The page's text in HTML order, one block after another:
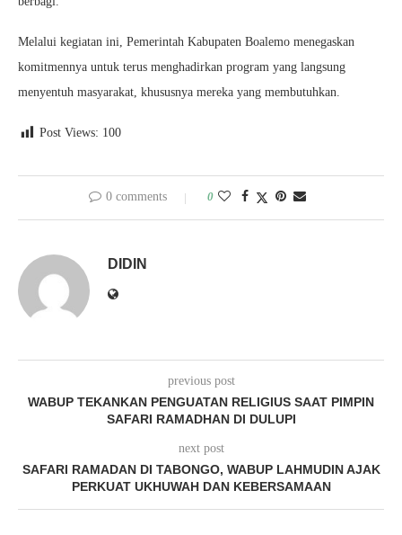
Melalui kegiatan ini, Pemerintah Kabupaten Boalemo menegaskan
komitmennya untuk terus menghadirkan program yang langsung
menyentuh masyarakat, khususnya mereka yang membutuhkan.
Post Views: 100
0 comments 0
DIDIN
previous post
WABUP TEKANKAN PENGUATAN RELIGIUS SAAT PIMPIN
SAFARI RAMADHAN DI DULUPI
next post
SAFARI RAMADAN DI TABONGO, WABUP LAHMUDIN AJAK
PERKUAT UKHUWAH DAN KEBERSAMAAN